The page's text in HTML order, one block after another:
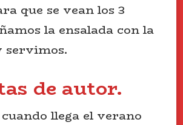
que se vean los 3
la ensalada con la
servimos.
de autor.
llega el verano